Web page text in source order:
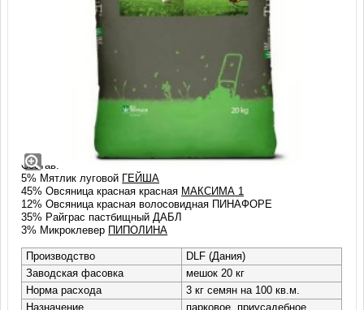
Газон Эколоун (Ecolawn) c
микроклевером Пиполина (20 кг)
Смесь: ЭКОЛОУН (ECOLAWN)
Состав:
5% Мятлик луговой ГЕЙША
45% Овсяница красная красная МАКСИМА 1
12% Овсяница красная волосовидная ПИНАФОРЕ
35% Райграс пастбищный ДАБЛ
3% Микроклевер ПИПОЛИНА
Производство
DLF (Дания)
Заводская фасовка
мешок 20 кг
Норма расхода
3 кг семян на 100 кв.м.
Назначение
парковое, приусадебное